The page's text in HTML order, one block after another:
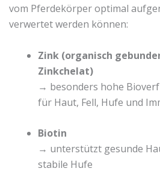
vom Pferdekörper optimal
verwertet werden können:
Zink (organisch
Zinkchelat)
→ besonders hohe
für Haut, Fell, Hufe und
Biotin
→ unterstützt gesunde
stabile Hufe